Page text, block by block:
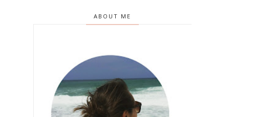
ABOUT ME